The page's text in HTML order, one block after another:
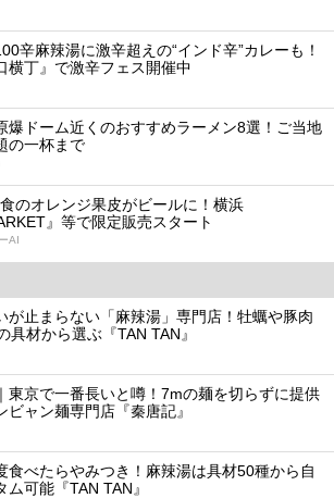
辛麻辣湯に激辛超えの“インド辛”カレーも！
横丁』で激辛フェス開催中
爆ドーム近くのおすすめラーメン8選！ご当地
の一杯まで
のオレンジ果皮がビールに！横浜
』等で限定販売スタート
AI
が止まらない「麻辣湯」専門店！牡蠣や豚肉
具材から選ぶ『TAN TAN』
東京で一番長いと噂！7mの麺を切らずに提供
ビャン麺専門店『秦唐記』
食べたらやみつき！麻辣湯は具材50種から自
ム可能『TAN TAN』